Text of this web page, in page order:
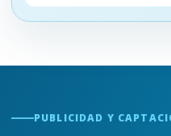
PUBLICIDAD Y